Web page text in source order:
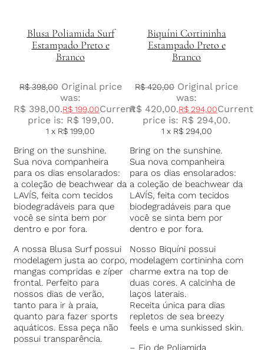
Blusa Poliamida Surf
Estampado Preto e
Branco
R$398,00 Original price
was:
R$ 398,00.R$ 199,00Current
price is: R$ 199,00.
1 x R$ 199,00
Bring on the sunshine.
Sua nova companheira
para os dias ensolarados:
a coleção de beachwear da
LAVÍS, feita com tecidos
biodegradáveis para que
você se sinta bem por
dentro e por fora.
A nossa Blusa Surf possui
modelagem justa ao corpo,
mangas compridas e zíper
frontal. Perfeito para
nossos dias de verão,
tanto para ir à praia,
quanto para fazer sports
aquáticos. Essa peça não
possui transparência.
Biquíni Cortininha
Estampado Preto e
Branco
R$420,00 Original price
was:
R$ 420,00.R$ 294,00Current
price is: R$ 294,00.
1 x R$294,00
Bring on the sunshine.
Sua nova companheira
para os dias ensolarados:
a coleção de beachwear da
LAVÍS, feita com tecidos
biodegradáveis para que
você se sinta bem por
dentro e por fora.
Nosso Biquíni possui
modelagem cortininha com
charme extra na top de
duas cores. A calcinha de
laços laterais.
Receita única para dias
repletos de sea breezy
feels e uma sunkissed skin.
– Fio de Poliamida